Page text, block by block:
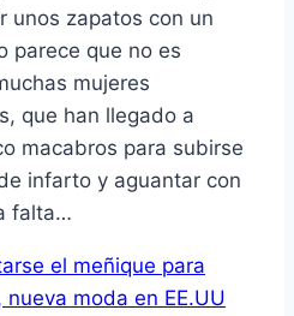
unos zapatos con un
parece que no es
mujeres
que han llegado a
macabros para subirse
infarto y aguantar con
falta…
el meñique para
moda en EE.UU